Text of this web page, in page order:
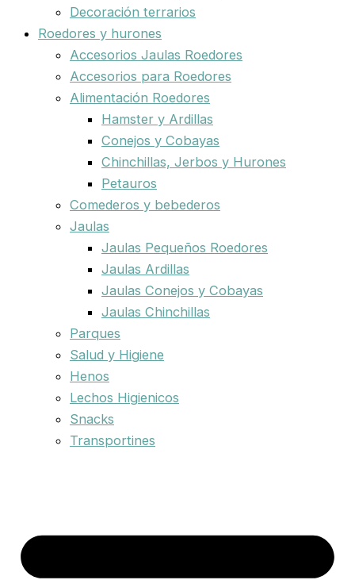
Decoración terrarios
Roedores y hurones
Accesorios Jaulas Roedores
Accesorios para Roedores
Alimentación Roedores
Hamster y Ardillas
Conejos y Cobayas
Chinchillas, Jerbos y Hurones
Petauros
Comederos y bebederos
Jaulas
Jaulas Pequeños Roedores
Jaulas Ardillas
Jaulas Conejos y Cobayas
Jaulas Chinchillas
Parques
Salud y Higiene
Henos
Lechos Higienicos
Snacks
Transportines